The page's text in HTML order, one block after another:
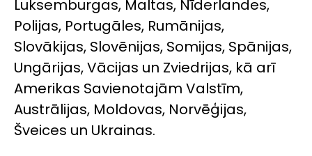
Luksemburgas, Maltas, Nīderlandes,
Polijas, Portugāles, Rumānijas,
Slovākijas, Slovēnijas, Somijas, Spānijas,
Ungārijas, Vācijas un Zviedrijas, kā arī
Amerikas Savienotajām Valstīm,
Austrālijas, Moldovas, Norvēģijas,
Šveices un Ukrainas.